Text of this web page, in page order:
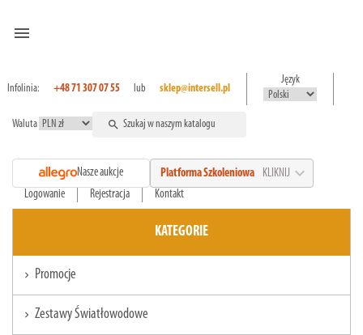
menu
Infolinia: +48 71 307 07 55 lub sklep@intersell.pl
Język
Waluta search
Nasze aukcje Platforma Szkoleniowa KLIKNIJ expand_more
Logowanie Rejestracja Kontakt
KATEGORIE
chevron_right Promocje
chevron_right Zestawy Światłowodowe